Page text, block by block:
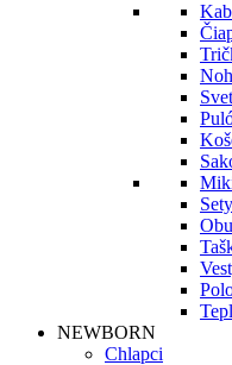
Sety
NEWBORN
Chlapci